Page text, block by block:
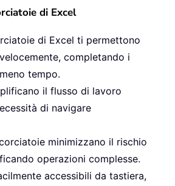
di Excel
di Excel ti permettono
completando i
tempo.
il flusso di lavoro
di navigare
minimizzano il rischio
operazioni complesse.
accessibili da tastiera,